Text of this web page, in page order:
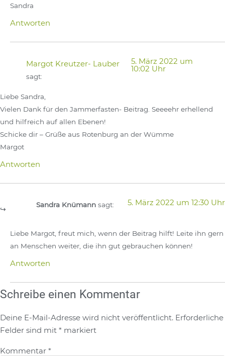
Sandra
Antworten
Margot Kreutzer- Lauber
sagt:
5. März 2022 um
10:02 Uhr
Liebe Sandra,
Vielen Dank für den Jammerfasten- Beitrag. Seeeehr erhellend
und hilfreich auf allen Ebenen!
Schicke dir – Grüße aus Rotenburg an der Wümme
Margot
Antworten
Sandra Knümann sagt: 5. März 2022 um 12:30 Uhr
Liebe Margot, freut mich, wenn der Beitrag hilft! Leite ihn gern
an Menschen weiter, die ihn gut gebrauchen können!
Antworten
Schreibe einen Kommentar
Deine E-Mail-Adresse wird nicht veröffentlicht. Erforderliche
Felder sind mit * markiert
Kommentar *